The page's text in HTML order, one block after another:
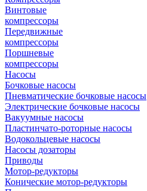
Винтовые
компрессоры
Передвижные
компрессоры
Поршневые
компрессоры
Насосы
Бочковые насосы
Пневматические бочковые насосы
Электрические бочковые насосы
Вакуумные насосы
Пластинчато-роторные насосы
Водокольцевые насосы
Насосы дозаторы
Приводы
Мотор-редукторы
Конические мотор-редукторы